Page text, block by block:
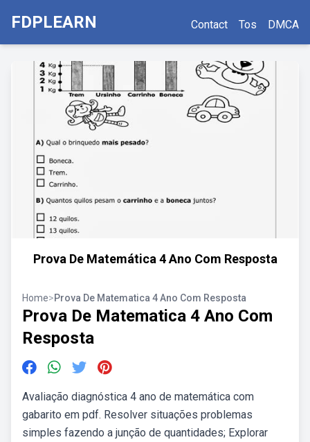
FDPLEARN Contact Tos DMCA
Prova De Matemática 4 Ano Com Resposta
Home>Prova De Matematica 4 Ano Com Resposta
Prova De Matematica 4 Ano Com
Resposta
Avaliação diagnóstica 4 ano de matemática com
gabarito em pdf. Resolver situações problemas
simples fazendo a junção de quantidades; Explorar